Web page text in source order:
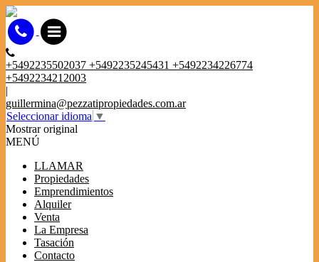
+5492235502037 +5492235245431 +5492234226774
+5492234212003
|
guillermina@pezzatipropiedades.com.ar
Seleccionar idioma ▼
Mostrar original
MENÚ
LLAMAR
Propiedades
Emprendimientos
Alquiler
Venta
La Empresa
Tasación
Contacto